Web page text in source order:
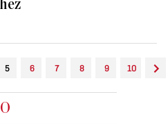
5 6 7 8 9 10